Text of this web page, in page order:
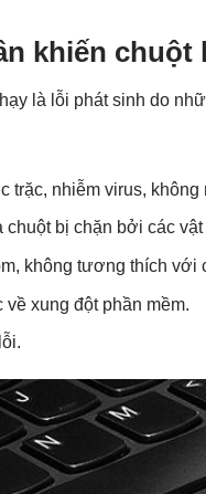
khiến chuột
là lỗi phát sinh do
trặc, nhiễm virus, không
chuột bị chặn bởi các vật
không tương thích với
về xung đột phần mềm.